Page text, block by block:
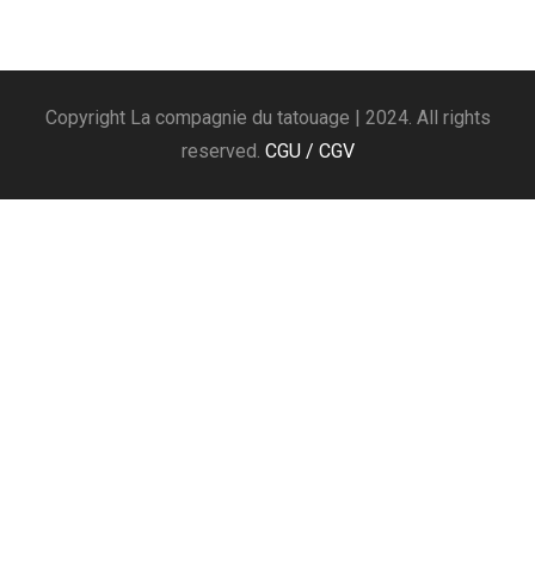
Copyright La compagnie du tatouage | 2024. All rights
reserved. CGU / CGV